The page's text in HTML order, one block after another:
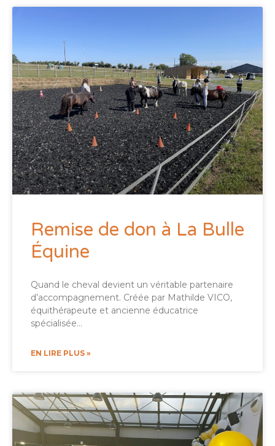
Remise de don à La Bulle
Équine
Quand le cheval devient un véritable partenaire
d’accompagnement. Créée par Mathilde VICO,
équithérapeute et ancienne éducatrice
spécialisée…
EN LIRE PLUS »